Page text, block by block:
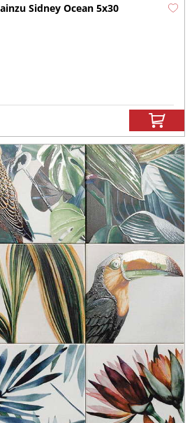
Sidney Ocean 5x30